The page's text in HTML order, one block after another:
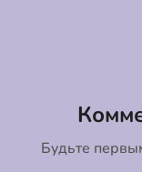
Будьте